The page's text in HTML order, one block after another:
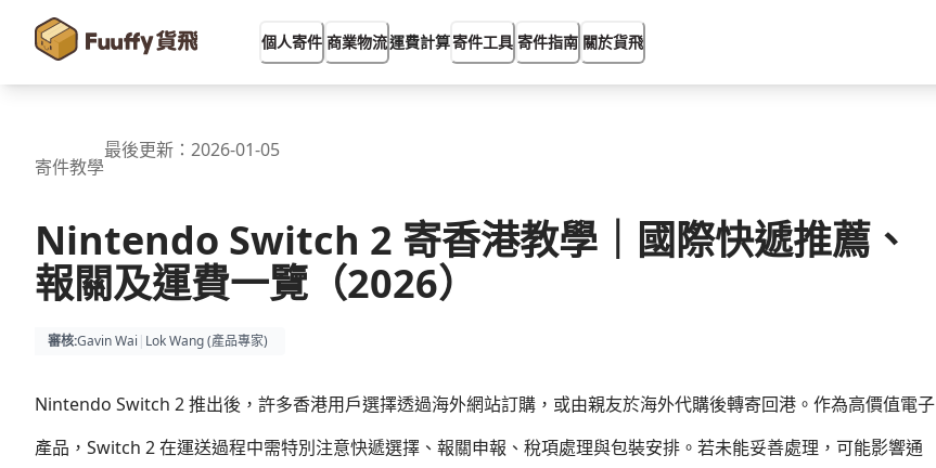
個人寄件 商業物流運費計算寄件工具 寄件指南 關於貨飛
寄件教學
最後更新： 2026-01-05
Nintendo Switch 2 寄香港教學｜國際快遞推薦、
報關及運費一覽（2026）
審核:Gavin Wai | Lok Wang (產品專家)
Nintendo Switch 2 推出後，許多香港用戶選擇透過海外網站訂購，或由親友於海外代購後轉寄回港。作為高價值電子
產品，Switch 2 在運送過程中需特別注意快遞選擇、報關申報、稅項處理與包裝安排。若未能妥善處理，可能影響通